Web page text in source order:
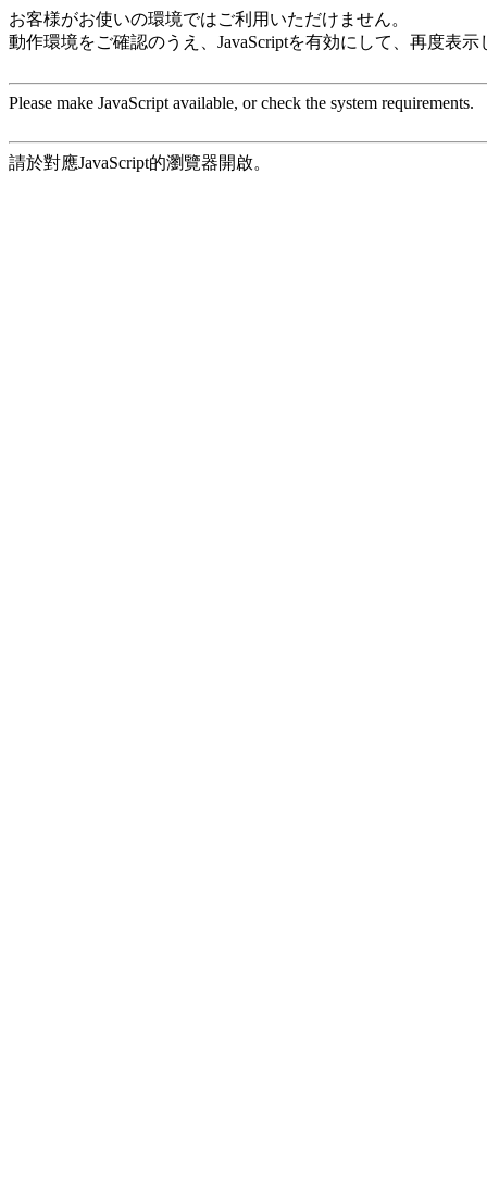
お客様がお使いの環境ではご利用いただけません。
動作環境をご確認のうえ、JavaScriptを有効にして、再度表
Please make JavaScript available, or check the system requirements.
請於對應JavaScript的瀏覽器開啟。